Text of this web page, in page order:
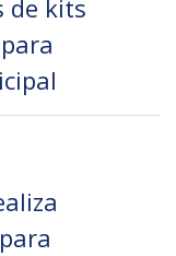
de kits